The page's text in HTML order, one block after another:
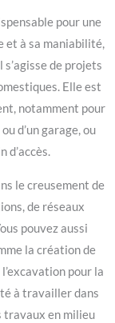
pour une
et à sa maniabilité,
de projets
Elle est
notamment pour
d’un garage, ou
d’accès.
le creusement de
de réseaux
pouvez aussi
la création de
pour la
à travailler dans
travaux en milieu